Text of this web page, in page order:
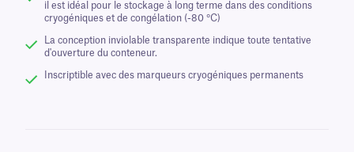
il est idéal pour le stockage à long terme dans des conditions
cryogéniques et de congélation (-80 °C)
La conception inviolable transparente indique toute tentative
d'ouverture du conteneur.
Inscriptible avec des marqueurs cryogéniques permanents